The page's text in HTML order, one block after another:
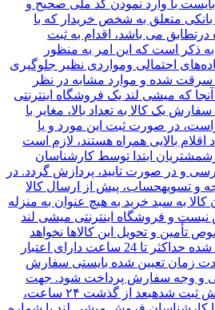
با وارد نمودن کد ملی صحیح و
متعلق به شخص خریدار که با
می باشد، اقدام به ثبت
ذکر است که این امر به منظور
احتمالی ومواردی نظیر جلوگیری
سرقت شده و موارد مشابه در نظر
که میشی لند یک فروشگاه اینترنتی
یک کالا به تعداد بالا، مغایر با
در صورت ثبت این مورد و یا
اقلام بالایی همراه هستند، لازم است
ابتدا توسط کارشناسان
و در صورت تایید، پردازش گردد. در
و تسویهحساب، پیش از ارسال کالا
به سبد خرید به هیچ عنوان به منزله
و فروشگاه اینترنتی میشی لند
تأمین و تحویل این کالاها نخواهد
داشت. سفارش ثبت شده حداکثر تا 24 ساعت دارای اعتبار
زمان تعیین شده بایستی سفارش
و وجه سفارش پرداخت شود. جهت
پردازش مجدد سفارش ثبت شدهبعد از گذشت ۲۴ ساعت،